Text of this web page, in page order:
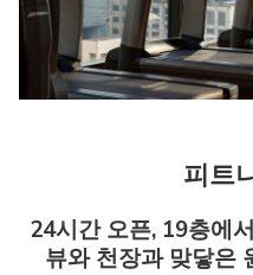
피트
24시간 오픈, 19층에
뷰와 천장과 맞닿은